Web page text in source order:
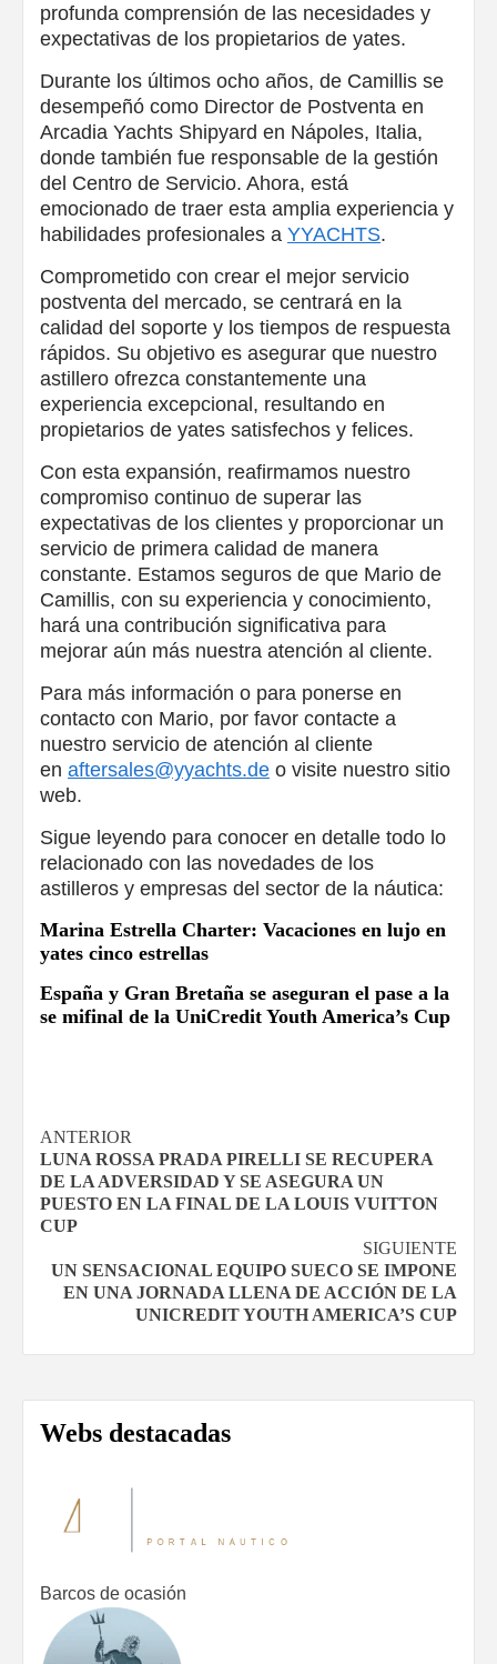
profunda comprensión de las necesidades y
expectativas de los propietarios de yates.
Durante los últimos ocho años, de Camillis se
desempeñó como Director de Postventa en
Arcadia Yachts Shipyard en Nápoles, Italia,
donde también fue responsable de la gestión
del Centro de Servicio. Ahora, está
emocionado de traer esta amplia experiencia y
habilidades profesionales a YYACHTS.
Comprometido con crear el mejor servicio
postventa del mercado, se centrará en la
calidad del soporte y los tiempos de respuesta
rápidos. Su objetivo es asegurar que nuestro
astillero ofrezca constantemente una
experiencia excepcional, resultando en
propietarios de yates satisfechos y felices.
Con esta expansión, reafirmamos nuestro
compromiso continuo de superar las
expectativas de los clientes y proporcionar un
servicio de primera calidad de manera
constante. Estamos seguros de que Mario de
Camillis, con su experiencia y conocimiento,
hará una contribución significativa para
mejorar aún más nuestra atención al cliente.
Para más información o para ponerse en
contacto con Mario, por favor contacte a
nuestro servicio de atención al cliente
en aftersales@yyachts.de o visite nuestro sitio
web.
Sigue leyendo para conocer en detalle todo lo
relacionado con las novedades de los
astilleros y empresas del sector de la náutica:
Marina Estrella Charter: Vacaciones en lujo en
yates cinco estrellas
España y Gran Bretaña se aseguran el pase a la
se mifinal de la UniCredit Youth America’s Cup
Navegación
de
entradas
ANTERIOR
LUNA ROSSA PRADA PIRELLI SE RECUPERA
DE LA ADVERSIDAD Y SE ASEGURA UN
PUESTO EN LA FINAL DE LA LOUIS VUITTON
CUP
SIGUIENTE
UN SENSACIONAL EQUIPO SUECO SE IMPONE
EN UNA JORNADA LLENA DE ACCIÓN DE LA
UNICREDIT YOUTH AMERICA’S CUP
Webs destacadas
Barcos de ocasión